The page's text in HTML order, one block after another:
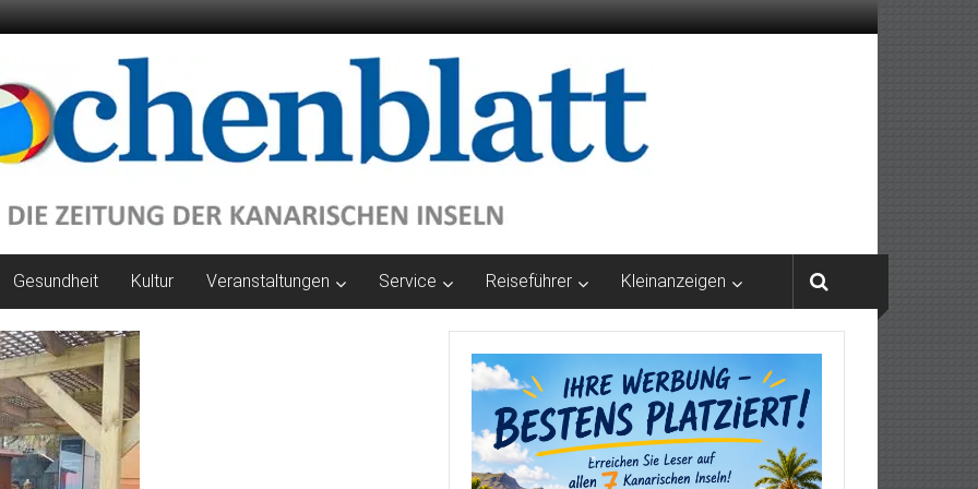
Gesundheit Kultur Veranstaltungen Service Reiseführer Kleinanzeigen